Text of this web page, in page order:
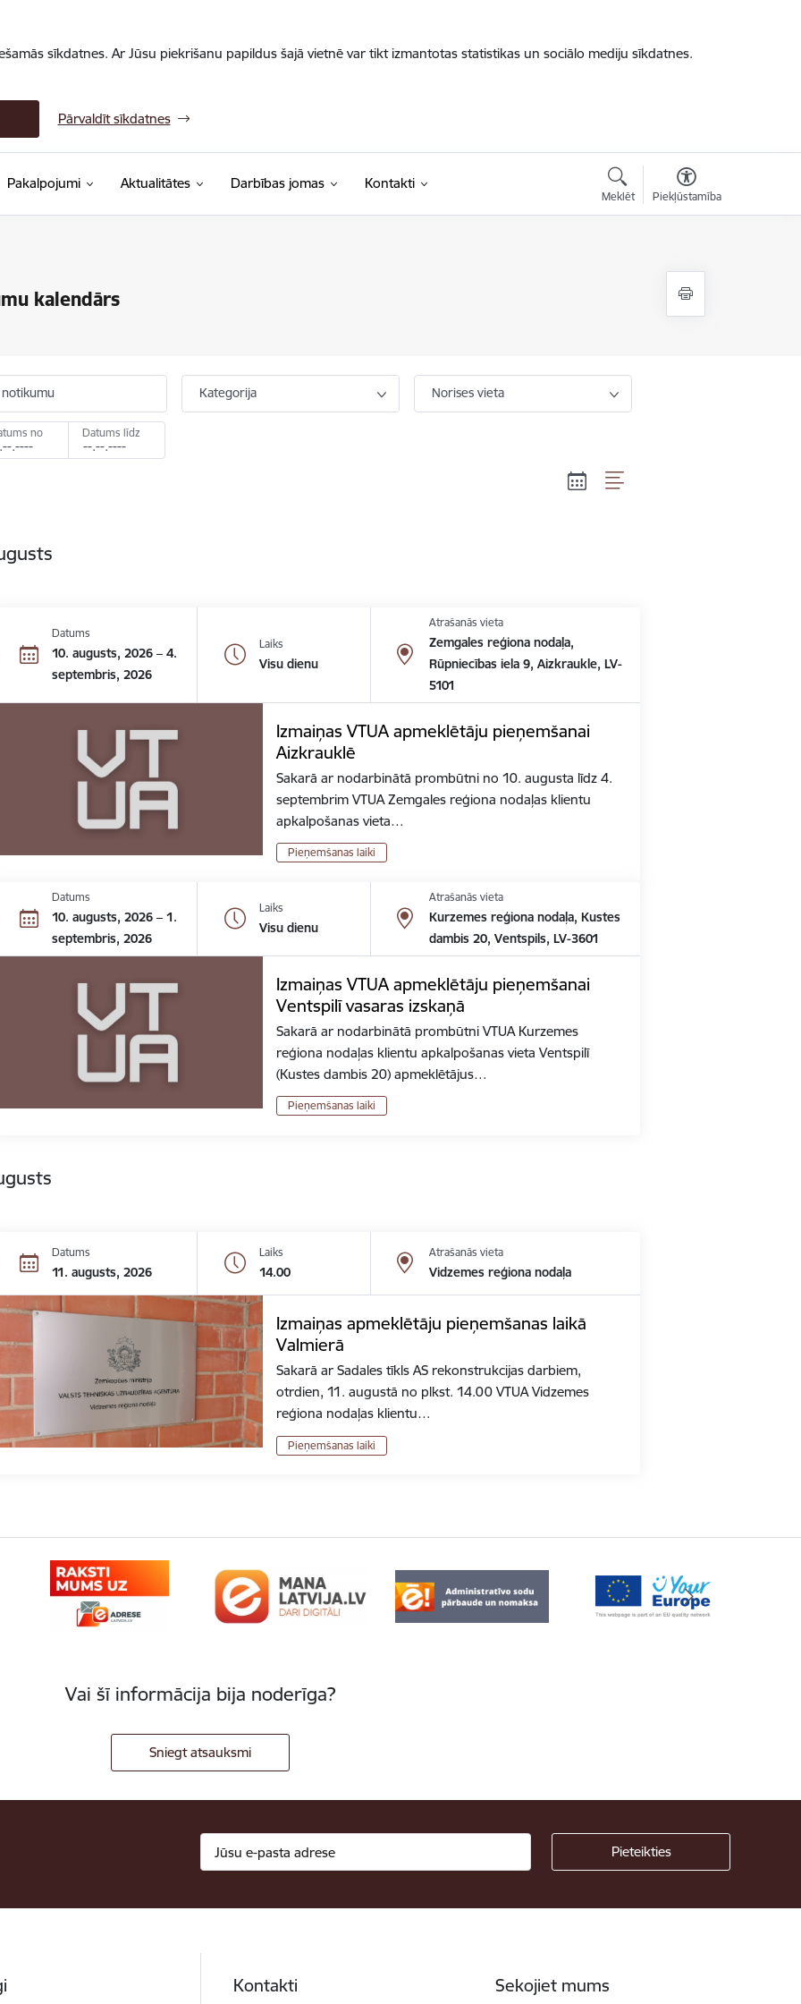
sīkdatnes. Ar Jūsu piekrišanu papildus šajā vietnē var tikt izmantotas statistikas un sociālo mediju sīkdatnes.
Pārvaldīt sīkdatnes
Pakalpojumi Aktualitātes Darbības jomas Kontakti
Meklēt Piekļūstamība
kalendārs
Kategorija Norises vieta
no Datums līdz
Datums
10. augusts, 2026 – 4.
septembris, 2026
Laiks
Visu dienu
Atrašanās vieta
Zemgales reģiona nodaļa,
Rūpniecības iela 9, Aizkraukle, LV-
5101
Izmaiņas VTUA apmeklētāju pieņemšanai
Aizkrauklē
Sakarā ar nodarbinātā prombūtni no 10. augusta līdz 4.
septembrim VTUA Zemgales reģiona nodaļas klientu
apkalpošanas vieta…
Pieņemšanas laiki
Datums
10. augusts, 2026 – 1.
septembris, 2026
Laiks
Visu dienu
Atrašanās vieta
Kurzemes reģiona nodaļa, Kustes
dambis 20, Ventspils, LV-3601
Izmaiņas VTUA apmeklētāju pieņemšanai
Ventspilī vasaras izskaņā
Sakarā ar nodarbinātā prombūtni VTUA Kurzemes
reģiona nodaļas klientu apkalpošanas vieta Ventspilī
(Kustes dambis 20) apmeklētājus…
Pieņemšanas laiki
Datums
11. augusts, 2026
Laiks
14.00
Atrašanās vieta
Vidzemes reģiona nodaļa
Izmaiņas apmeklētāju pieņemšanas laikā
Valmierā
Sakarā ar Sadales tīkls AS rekonstrukcijas darbiem,
otrdien, 11. augustā no plkst. 14.00 VTUA Vidzemes
reģiona nodaļas klientu…
Pieņemšanas laiki
Vai šī informācija bija noderīga?
Sniegt atsauksmi
Kontakti Sekojiet mums